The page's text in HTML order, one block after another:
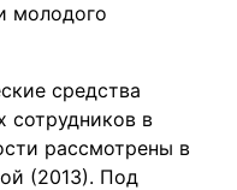
молодого
средства
сотрудников в
рассмотрены в
(2013). Под